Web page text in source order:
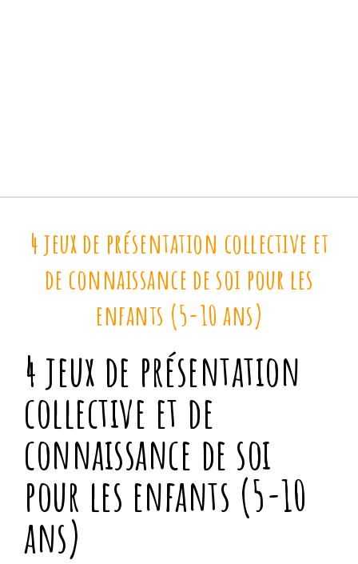
4 jeux de présentation collective et
de connaissance de soi pour les
enfants (5-10 ans)
4 jeux de présentation
collective et de
connaissance de soi
pour les enfants (5-10
ans)